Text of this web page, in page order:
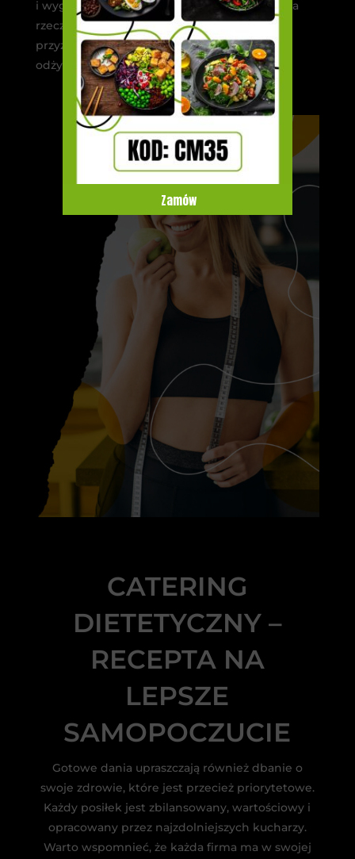
i wygospodarowanie bonusowego czasu. Inna
rzecz to pomyślny aspekt w postaci zmiany
przyzwyczajeń żywieniowych i zdrowszego
odżywiania.
CATERING
DIETETYCZNY –
RECEPTA NA
LEPSZE
SAMOPOCZUCIE
Gotowe dania upraszczają również dbanie o
swoje zdrowie, które jest przecież priorytetowe.
Każdy posiłek jest zbilansowany, wartościowy i
opracowany przez najzdolniejszych kucharzy.
Warto wspomnieć, że każda firma ma w swojej
Zamów